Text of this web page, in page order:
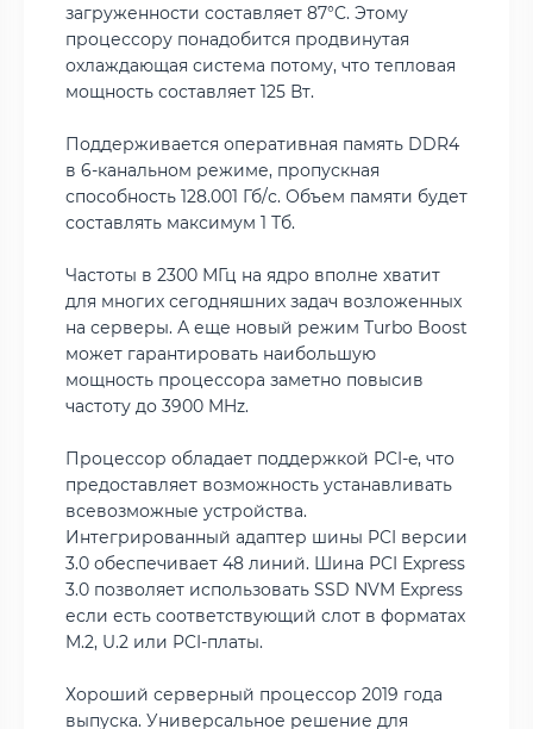
загруженности составляет 87°C. Этому
процессору понадобится продвинутая
охлаждающая система потому, что тепловая
мощность составляет 125 Вт.
Поддерживается оперативная память DDR4
в 6-канальном режиме, пропускная
способность 128.001 Гб/с. Объем памяти будет
составлять максимум 1 Тб.
Частоты в 2300 МГц на ядро вполне хватит
для многих сегодняшних задач возложенных
на серверы. А еще новый режим Turbo Boost
может гарантировать наибольшую
мощность процессора заметно повысив
частоту до 3900 MHz.
Процессор обладает поддержкой PCI-e, что
предоставляет возможность устанавливать
всевозможные устройства.
Интегрированный адаптер шины PCI версии
3.0 обеспечивает 48 линий. Шина PCI Express
3.0 позволяет использовать SSD NVM Express
если есть соответствующий слот в форматах
M.2, U.2 или PCI-платы.
Хороший серверный процессор 2019 года
выпуска. Универсальное решение для